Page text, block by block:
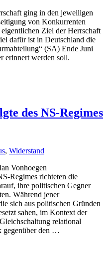
ging in den jeweiligen
von Konkurrenten
Ziel der Herrschaft
dafür ist in Deutschland die
(SA) Ende Juni
erinnert werden soll.
des NS-Regimes
, Widerstand
Vonhoegen
Regimes richteten die
ihre politischen Gegner
Während jener
sich aus politischen Gründen
sahen, im Kontext der
relational
gegenüber den …